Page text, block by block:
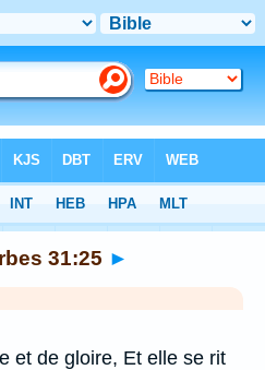
31:25 ►
et de gloire, Et elle se rit